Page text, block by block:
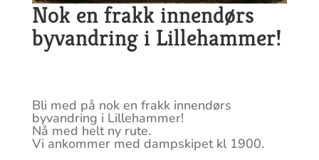
Nok en frakk innendørs
byvandring i Lillehammer!
Bli med på nok en frakk innendørs
byvandring i Lillehammer!
Nå med helt ny rute.
Vi ankommer med dampskipet kl 1900.